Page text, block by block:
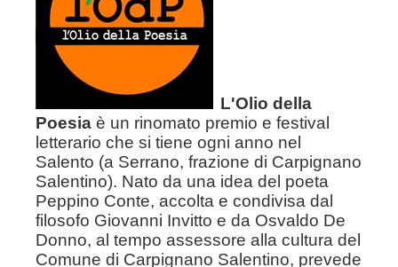
Iscriviti alla newsletter
L'Olio della
Poesia è un rinomato premio e festival
letterario che si tiene ogni anno nel
Salento (a Serrano, frazione di Carpignano
Salentino). Nato da una idea del poeta
Peppino Conte, accolta e condivisa dal
filosofo Giovanni Invitto e da Osvaldo De
Donno, al tempo assessore alla cultura del
Comune di Carpignano Salentino, prevede